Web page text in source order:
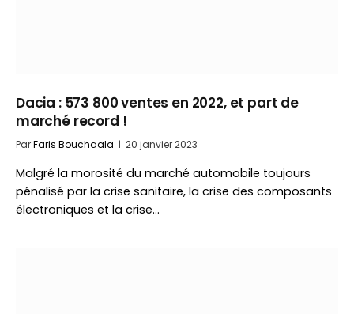
Dacia : 573 800 ventes en 2022, et part de
marché record !
ParFaris Bouchaala 20 janvier 2023
Malgré la morosité du marché automobile toujours
pénalisé par la crise sanitaire, la crise des composants
électroniques et la crise…